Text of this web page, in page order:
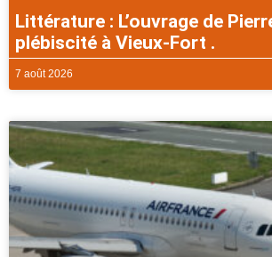
Littérature : L’ouvrage de
plébiscité à Vieux-Fort .
7 août 2026